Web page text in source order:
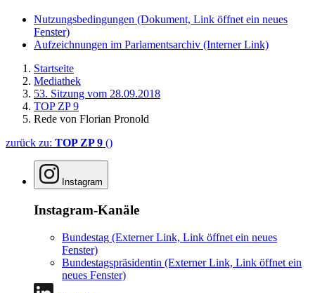
Nutzungsbedingungen (Dokument, Link öffnet ein neues
Fenster)
Aufzeichnungen im Parlamentsarchiv (Interner Link)
Startseite
Mediathek
53. Sitzung vom 28.09.2018
TOP ZP 9
Rede von Florian Pronold
zurück zu: TOP ZP 9 ()
Instagram
Instagram-Kanäle
Bundestag (Externer Link, Link öffnet ein neues
Fenster)
Bundestagspräsidentin (Externer Link, Link öffnet ein
neues Fenster)